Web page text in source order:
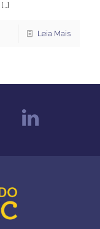
[…]
Leia Mais